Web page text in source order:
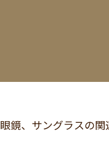
眼鏡、サングラスの